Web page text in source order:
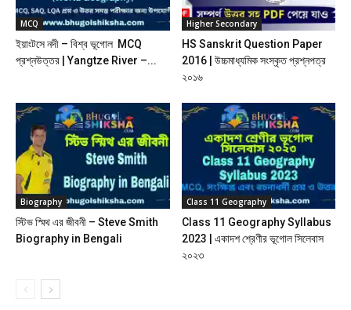
MCQ
ইয়াংটসে নদী – বিশ্ব ভূগোল MCQ
প্রশ্নউত্তর | Yangtze River –...
Higher Secondary
HS Sanskrit Question Paper
2016 | উচ্চমাধ্যমিক সংস্কৃত প্রশ্নপত্র
২০১৬
Biography
স্টিভ স্মিথ এর জীবনী – Steve Smith
Biography in Bengali
Class 11 Geography
Class 11 Geography Syllabus
2023 | একাদশ শ্রেণীর ভূগোল সিলেবাস
২০২৩